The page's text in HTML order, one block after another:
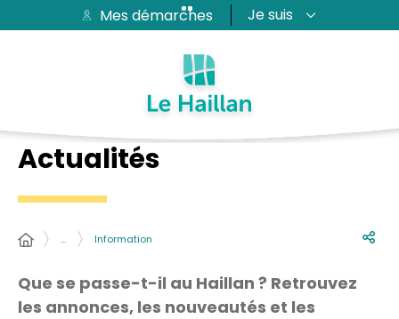
Aide et accessibilité
Passer au menu
Passer au contenuMes démarches Je suis
Actualités
… Information
Que se passe-t-il au Haillan ? Retrouvez
les annonces, les nouveautés et les